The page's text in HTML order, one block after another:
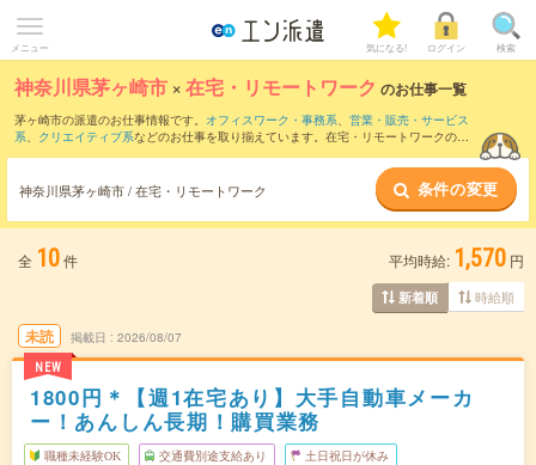
メニュー 気になる! ログイン 検索
神奈川県茅ヶ崎市 ×在宅・リモートワーク のお仕事一覧
茅ヶ崎市の派遣のお仕事情報です。 オフィスワーク・事務系、 営業・販売・サービス
系、 クリエイティブ系などのお仕事を取り揃えています。在宅・リモートワークの条
神奈川県茅ヶ崎市 / 在宅・リモートワーク 条件の変更
全 10件 平均時給: 1,570 円
新着順 時給順
未読
NEW
掲載日 2026/08/07
1800円＊【週1在宅あり】大手自動車メーカ
ー！あんしん長期！購買業務
職種未経験OK 交通費別途支給あり 土日祝日が休み